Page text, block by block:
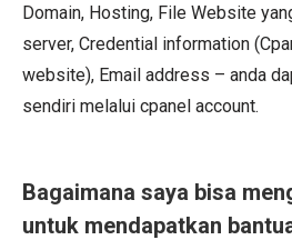
Domain, Hosting, File Website
server, Credential information
website), Email address – anda
sendiri melalui cpanel account.
Bagaimana saya bisa
untuk mendapatkan